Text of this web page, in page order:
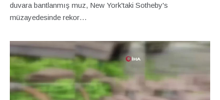
duvara bantlanmış muz, New York'taki Sotheby's
müzayedesinde rekor…